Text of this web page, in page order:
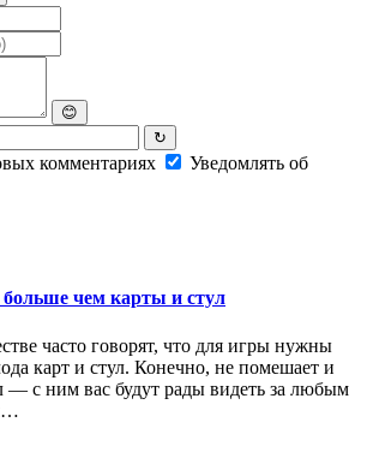
😊
↻
комментариях
Уведомлять об
чем карты и стул
часто говорят, что для игры нужны
карт и стул. Конечно, не помешает и
— с ним вас будут рады видеть за любым